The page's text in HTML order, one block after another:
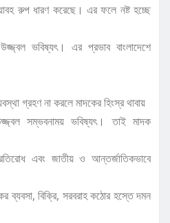
রুপ ধারণ করেছে। এর ফলে নষ্ট হচ্ছে
ভবিষ্যৎ। এর প্রভাব বাংলাদেশে
গ্রহণ না করলে মাদকের হিংস্র থাবায়
সম্ভবনাময় ভবিষ্যৎ। তাই মাদক
এবং জাতীয় ও আন্তর্জাতিকভাবে
ব্যবসা, বিক্রি, সরবরাহ কঠোর হস্তে দমন